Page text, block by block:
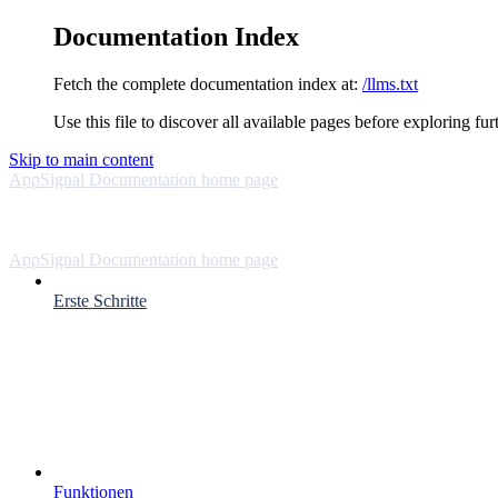
Documentation Index
Fetch the complete documentation index at: /llms.txt
Use this file to discover all available pages before exploring
Skip to main content
AppSignal Documentation home page
AppSignal Documentation home page
Erste Schritte
Funktionen